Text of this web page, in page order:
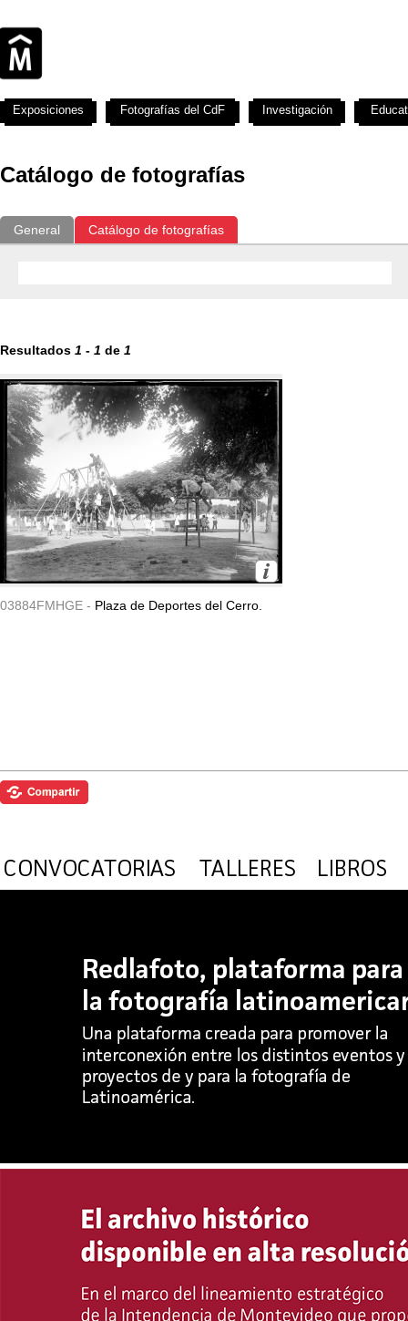
Catálogo de fotografías
General Catálogo de fotografías
Resultados 1 - 1 de 1
03884FMHGE - Plaza de Deportes del Cerro.
Exposiciones Fotografías del CdF Investigación